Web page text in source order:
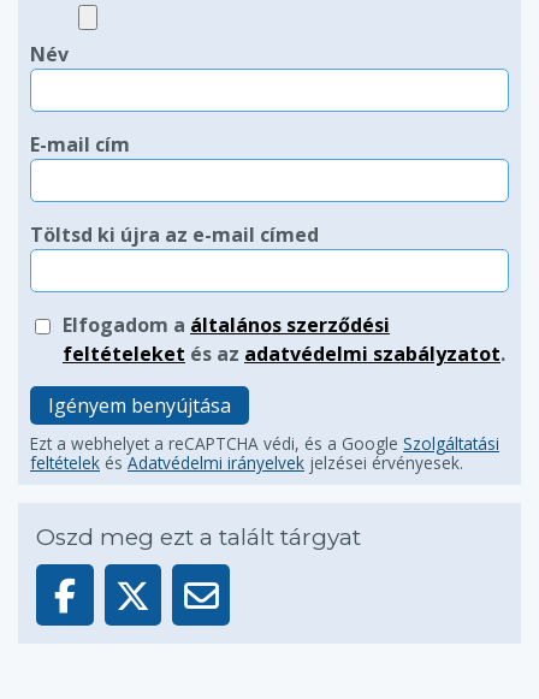
Név
E-mail cím
Töltsd ki újra az e-mail címed
Elfogadom a általános szerződési
feltételeket és az adatvédelmi szabályzatot.
Igényem benyújtása
Ezt a webhelyet a reCAPTCHA védi, és a Google Szolgáltatási
feltételek ésAdatvédelmi irányelvek jelzései érvényesek.
Oszd meg ezt a talált tárgyat